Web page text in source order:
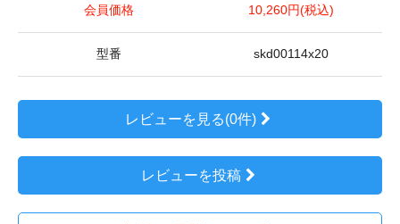
会員価格 10,260円(税込)
型番 skd00114x20
レビューを見る(0件)
レビューを投稿